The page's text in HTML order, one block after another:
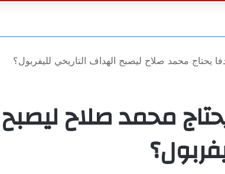
عن
يحتاج محمد صلاح ليصبح الهداف التاريخي لليفربول؟
محمد صلاح